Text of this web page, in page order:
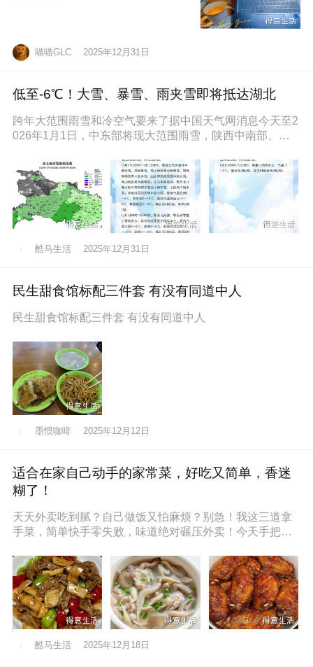
喵喵GLC 2025年12月31日
低至-6℃！大雪、暴雪、雨夹雪即将抵达湖北
跨年大范围雨雪和冷空气要来了据中国天气网消息今天至2
026年1月1日，中东部将现大范围雨雪，陕西中南部、山
酷马生活 2025年12月31日
民生甜食馆标配三件套 有没有同道中人
民生甜食馆标配三件套 有没有同道中人
墨惯咖啡 2025年12月12日
适合在家自己动手的家常菜，好吃又简单，香迷
糊了！
天天外卖吃到腻？自己做饭又怕麻烦？别急！我这三道拿
手菜，简单快手零失败，味道绝对碾压外卖！今天手把手
酷马生活 2025年12月18日